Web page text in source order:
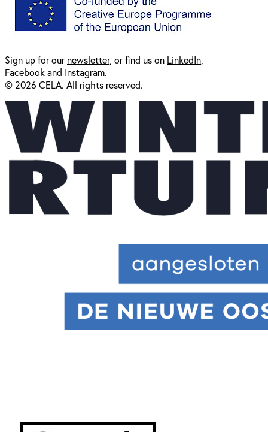
Sign up for ournewsletter, or find us on LinkedIn
Facebookand Instagram.
© 2026 CELA. All rights reserved.